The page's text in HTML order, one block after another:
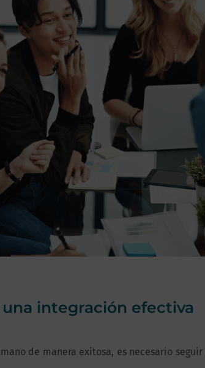
integración efectiva
de manera exitosa, es necesario